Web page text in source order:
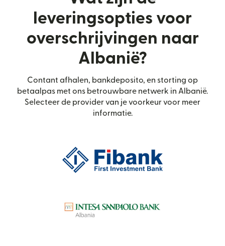
leveringsopties voor
overschrijvingen naar
Albanië?
Contant afhalen, bankdeposito, en storting op
betaalpas met ons betrouwbare netwerk in Albanië.
Selecteer de provider van je voorkeur voor meer
informatie.